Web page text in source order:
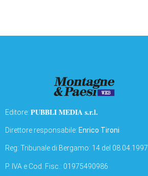
Editore: PUBBLI MEDIA s.r.l.
Direttore responsabile: Enrico Tironi
Reg: Tribunale di Bergamo: 14 del 08.04.1997
P. IVA e Cod. Fisc.: 01975490986